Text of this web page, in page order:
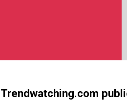
Trendwatching.com